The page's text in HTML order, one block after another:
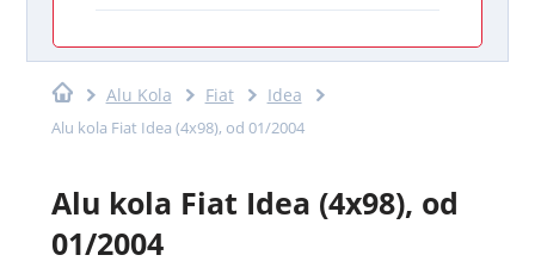
Alu Kola Fiat Idea
Alu kola Fiat Idea (4x98), od 01/2004
Alu kola Fiat Idea (4x98), od
01/2004